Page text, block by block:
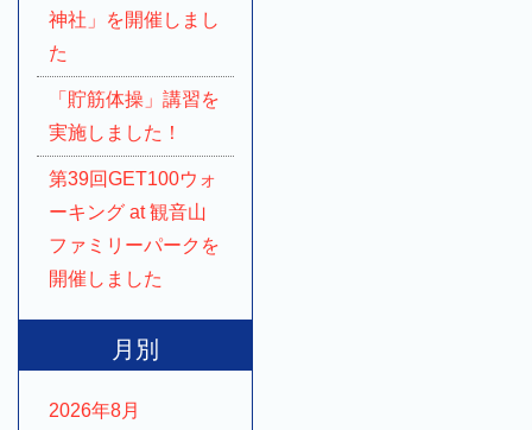
神社」を開催しまし
た
「貯筋体操」講習を
実施しました！
第39回GET100ウォ
ーキング at 観音山
ファミリーパークを
開催しました
月別
2026年8月